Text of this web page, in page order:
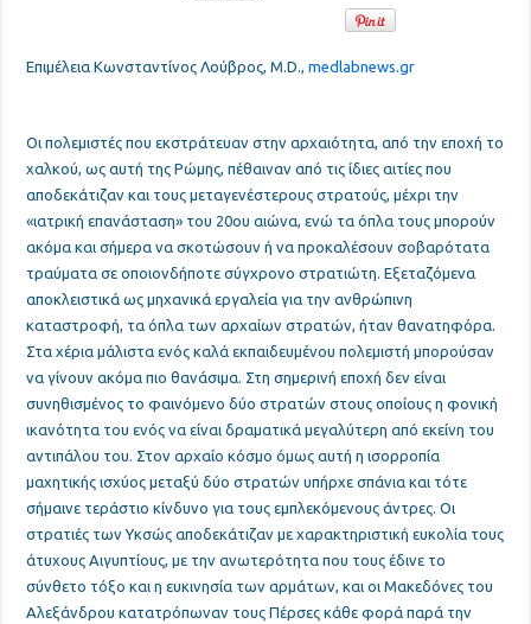
Επιμέλεια Κωνσταντίνος Λούβρος, M.D.,medlabnews.gr
Οι πολεμιστές που εκστράτευαν στην αρχαιότητα, από την εποχή το
χαλκού, ως αυτή της Ρώμης, πέθαιναν από τις ίδιες αιτίες που
αποδεκάτιζαν και τους μεταγενέστερους στρατούς, μέχρι την
«ιατρική επανάσταση» του 20ου αιώνα, ενώ τα όπλα τους μπορούν
ακόμα και σήμερα να σκοτώσουν ή να προκαλέσουν σοβαρότατα
τραύματα σε οποιονδήποτε σύγχρονο στρατιώτη. Εξεταζόμενα
αποκλειστικά ως μηχανικά εργαλεία για την ανθρώπινη
καταστροφή, τα όπλα των αρχαίων στρατών, ήταν θανατηφόρα.
Στα χέρια μάλιστα ενός καλά εκπαιδευμένου πολεμιστή μπορούσαν
να γίνουν ακόμα πιο θανάσιμα. Στη σημερινή εποχή δεν είναι
συνηθισμένος το φαινόμενο δύο στρατών στους οποίους η φονική
ικανότητα του ενός να είναι δραματικά μεγαλύτερη από εκείνη του
αντιπάλου του. Στον αρχαίο κόσμο όμως αυτή η ισορροπία
μαχητικής ισχύος μεταξύ δύο στρατών υπήρχε σπάνια και τότε
σήμαινε τεράστιο κίνδυνο για τους εμπλεκόμενους άντρες. Οι
στρατιές των Υκσώς αποδεκάτιζαν με χαρακτηριστική ευκολία τους
άτυχους Αιγυπτίους, με την ανωτερότητα που τους έδινε το
σύνθετο τόξο και η ευκινησία των αρμάτων, και οι Μακεδόνες του
Αλεξάνδρου κατατρόπωναν τους Πέρσες κάθε φορά παρά την